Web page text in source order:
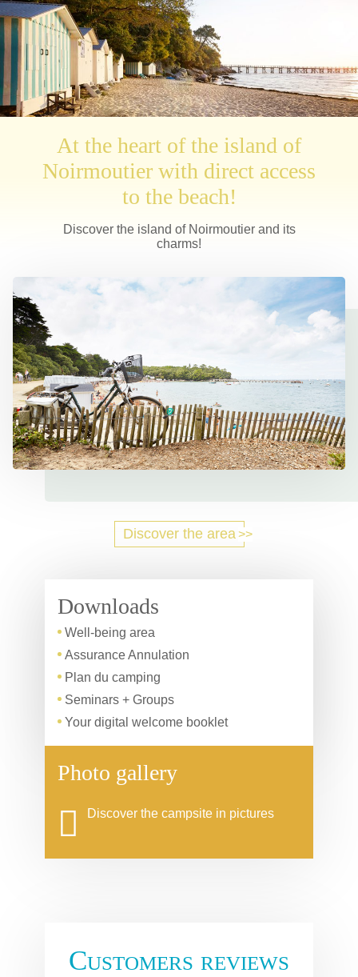
At the heart of the island of
Noirmoutier with direct access
to the beach!
Discover the island of Noirmoutier and its
charms!
Discover the area
Downloads
Well-being area
Assurance Annulation
Plan du camping
Seminars + Groups
Your digital welcome booklet
Photo gallery
Discover the campsite in pictures
Customers reviews